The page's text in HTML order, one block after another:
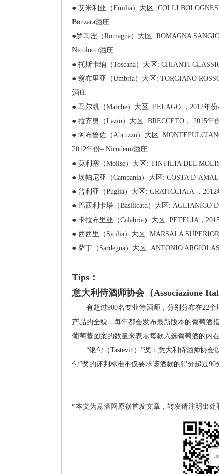
● 艾米利亚（Emilia）大区: COLLI
Bonzara酒庄
●罗马涅（Romagna）大区: ROMAGNA
Nicolucci酒庄
● 托斯卡纳（Toscana）大区: CHIANTI
● 翁布里亚（Umbria）大区: TORGIANO
酒庄
● 马尔凯（Marche）大区: PELAGO ，2012年
● 拉齐奥（Lazio）大区: BRECCETO， 2015年
● 阿布鲁佐（Abruzzo）大区:
2012年份– Nicodemi酒庄
● 莫利塞（Molise）大区: TINTILIA DEL
● 坎帕尼亚（Campania）大区: COSTA
● 普利亚（Puglia）大区: GRATICCIAIA ，2012
● 巴西利卡塔（Basilicata）大区: AGLIANICO
● 卡拉布里亚（Calabria）大区: PETELIA，
● 西西里（Sicilia）大区: MARSALA
● 萨丁（Sardegna）大区: ANTONIO
Tips：
意大利侍酒师协会（Associazione
有超过900名专业侍酒师，分别分布在22个
产品的全貌，每年都会发布最新版本的葡萄酒
葡萄藤图案的数量来表示每款入选葡萄酒的内
“银勺（Tastevin）”奖：意大利侍酒师协会
勺”奖的评判标准不仅要求该酒款的得分超过90
*本文为意酒网 原创首发文章，转发请注明出处